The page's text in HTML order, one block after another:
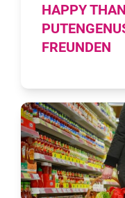
HAPPY
FREUNDEN